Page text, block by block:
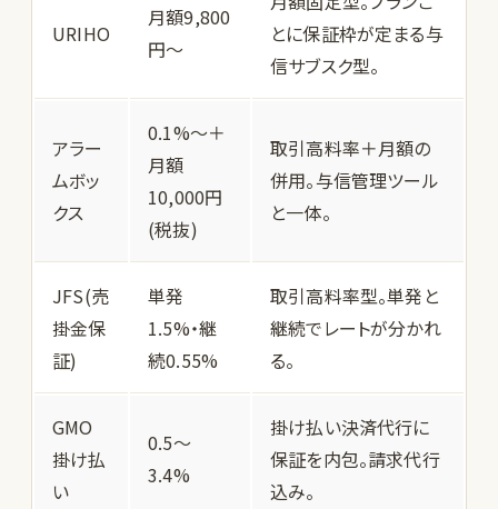
URIHO
月額9,800
円〜
とに保証枠が定まる与
信サブスク型。
アラー
ムボッ
クス
0.1%〜＋
月額
10,000円
(税抜)
取引高料率＋月額の
併用。与信管理ツール
と一体。
JFS(売
掛金保
証)
単発
1.5%・継
続0.55%
取引高料率型。単発と
継続でレートが分かれ
る。
GMO
掛け払
い
0.5〜
3.4%
掛け払い決済代行に
保証を内包。請求代行
込み。